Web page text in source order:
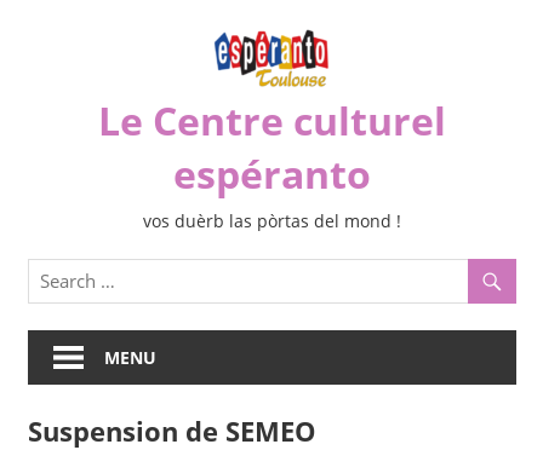
Le Centre culturel
espéranto
vos duèrb las pòrtas del mond !
MENU
Suspension de SEMEO